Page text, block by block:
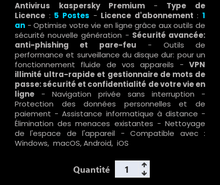
Antivirus kaspersky Premium - Type de
Licence : 5 Postes - Licence d'abonnement : 1
an - Optimise votre vie en ligne grâce aux outils de
sécurité nouvelle génération - Sécurité avancée:
anti-phishing et pare-feu - Outils de
performance et surveillance du disque dur: pour un
fonctionnement fluide de vos appareils - VPN
illimité ultra-rapide et gestionnaire de mots de
passe: sécurité et confidentialité de votre vie en
ligne - Navigation privée sans interruption -
Protection des données personnelles et de
paiement - Assistance informatique à distance -
Élimination des menaces existantes - Nettoyage
de l'espace de l'appareil - Compatible avec :
Windows, macOS, Android, iOS
Quantité